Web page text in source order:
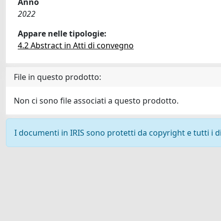
2022
Appare nelle tipologie:
4.2 Abstract in Atti di convegno
File in questo prodotto:
Non ci sono file associati a questo prodotto.
I documenti in IRIS sono protetti da copyright e tutti i